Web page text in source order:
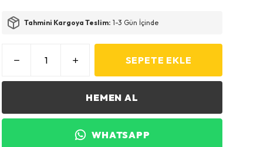
Tahmini Kargoya Teslim: 1-3 Gün İçinde
SEPETE EKLE
HEMEN AL
WHATSAPP